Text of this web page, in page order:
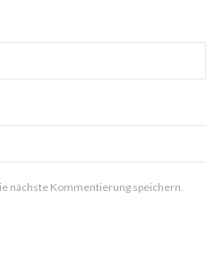
nächste Kommentierung speichern.